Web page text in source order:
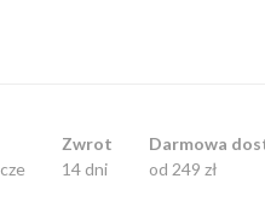
Zwrot
14 dni
Darmowa
od 249 zł